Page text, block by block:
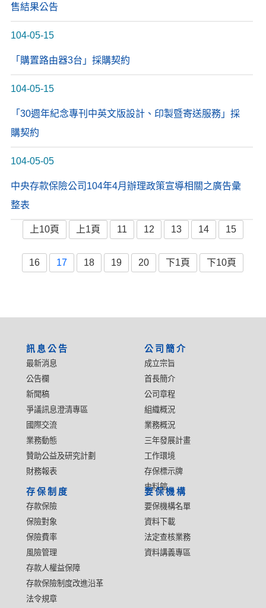
售結果公告
104-05-15
「購置路由器3台」採購契約
104-05-15
「30週年紀念專刊中英文版設計、印製暨寄送服務」採
購契約
104-05-05
中央存款保險公司104年4月辦理政策宣導相關之廣告彙
整表
上10頁 上1頁 11 12 13 14 15
16 17 18 19 20 下1頁 下10頁
訊息公告
最新消息
公告欄
新聞稿
爭議訊息澄清專區
國際交流
業務動態
贊助公益及研究計劃
財務報表
公司簡介
成立宗旨
首長簡介
公司章程
組織概況
業務概況
三年發展計畫
工作環境
存保標示牌
史料館
存保制度
存款保險
保險對象
保險費率
風險管理
存款人權益保障
存款保險制度改進沿革
法令規章
要保機構
要保機構名單
資料下載
法定查核業務
資料講義專區